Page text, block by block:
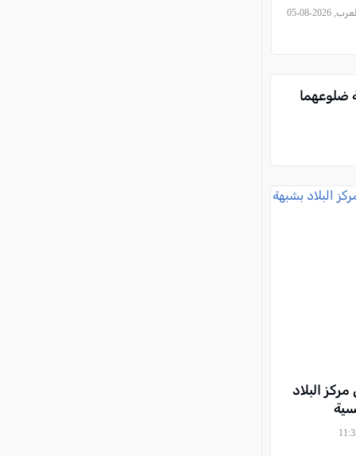
, كل العرب, 2026-08-05
ضلوعهما
البلاد